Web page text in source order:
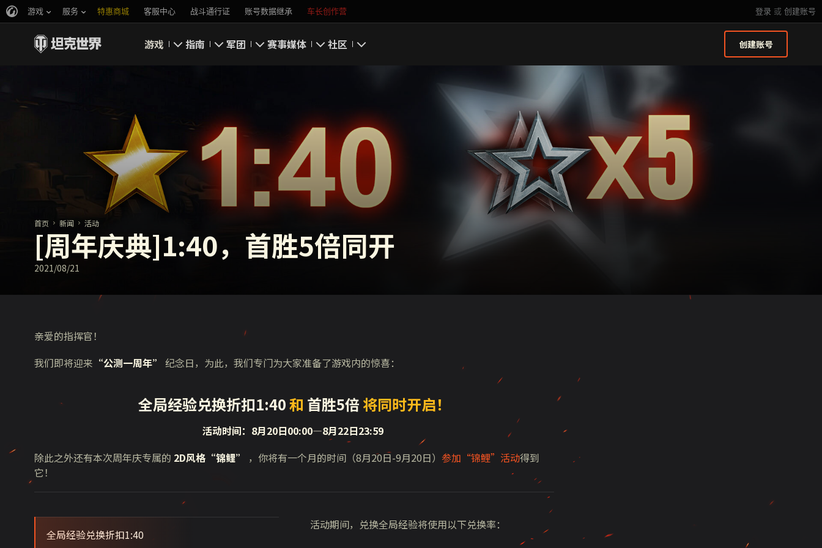
登录 或 创建账号
游戏 服务 特惠商城 客服中心 战斗通行证 账号数据继承 车长创作营
游戏
坦克百科
评级
指南
完整指南
游戏规则
军团
军团评级
赛事媒体
游戏音乐
你好，吾久
万圣节
《以战止战》
社区
搜索玩家
官方自媒体
创建账号
首页 新闻 活动
[周年庆典]1:40，首胜5倍同开
2021/08/21
亲爱的指挥官！
我们即将迎来 “公测一周年” 纪念日，为此，我们专门为大家准备了游戏内的惊喜：
全局经验兑换折扣1:40和 首胜5倍 将同时开启！
活动时间：8月20日00:00—8月22日23:59
除此之外还有本次周年庆专属的 2D风格“锦鲤” ，你将有一个月的时间（8月20日-9月20日） 参加“锦鲤”活动得到
它！
全局经验兑换折扣1:40
活动期间，兑换全局经验将使用以下兑换率：